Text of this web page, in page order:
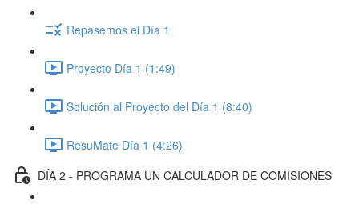
Repasemos el Día 1
Proyecto Día 1 (1:49)
Solución al Proyecto del Día 1 (8:40)
ResuMate Día 1 (4:26)
DÍA 2 - PROGRAMA UN CALCULADOR DE COMISIONES